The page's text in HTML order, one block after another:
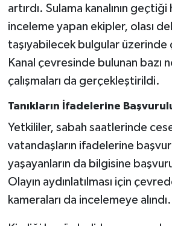
artırdı. Sulama kanalının
inceleme yapan ekipler, olası
taşıyabilecek bulgular üzerinde
Kanal çevresinde bulunan bazı
çalışmaları da gerçekleştirildi.
Tanıkların İfadelerine
Yetkililer, sabah saatlerinde
vatandaşların ifadelerine
yaşayanların da bilgisine
Olayın aydınlatılması için
kameraları da incelemeye alındı.